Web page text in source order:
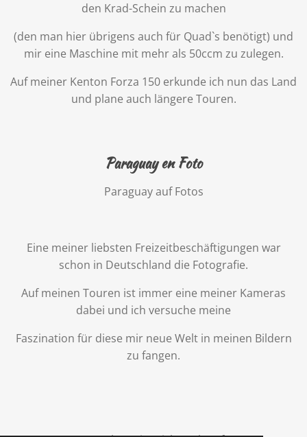
den Krad-Schein zu machen
(den man hier übrigens auch für Quad`s benötigt) und
mir eine Maschine mit mehr als 50ccm zu zulegen.
Auf meiner Kenton Forza 150 erkunde ich nun das Land
und plane auch längere Touren.
Paraguay en Foto
Paraguay auf Fotos
Eine meiner liebsten Freizeitbeschäftigungen war
schon in Deutschland die Fotografie.
Auf meinen Touren ist immer eine meiner Kameras
dabei und ich versuche meine
Faszination für diese mir neue Welt in meinen Bildern
zu fangen.